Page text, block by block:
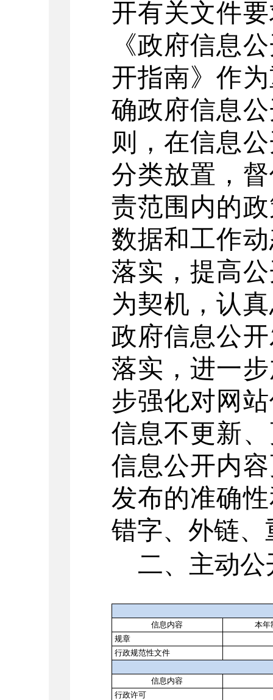
开有关文件
《政府信息
开指南》作
确政府信息
则，在信息
分类放置，
责范围内的
数据和工作
落实，提高
为契机，认
政府信息公
落实，进一步
步强化对网
信息不更新
信息公开内
发布的准确
错字、外链
二、主动
信息内容
本年
规章
行政规范性文件
信息内容
行政许可